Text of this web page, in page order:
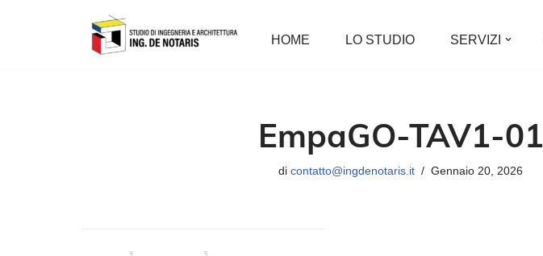
HOME LO STUDIO SERVIZI
EmpaGO-TAV1-01
di contatto@ingdenotaris.it Gennaio 20, 2026